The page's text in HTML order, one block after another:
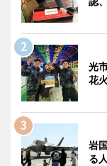
光
花
岩
る